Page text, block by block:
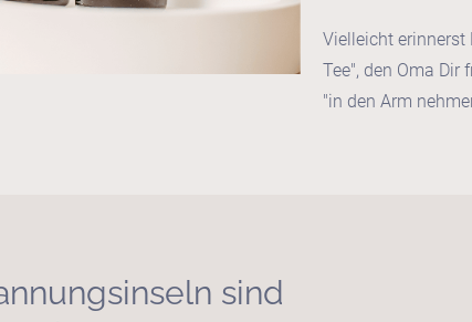
Vielleicht erinnerst
Tee", den Oma Dir
"in den Arm
sind